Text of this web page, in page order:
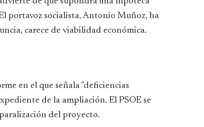
portavoz socialista, Antonio Muñoz, ha
carece de viabilidad económica.
en el que señala "deficiencias
de la ampliación. El PSOE se
del proyecto.